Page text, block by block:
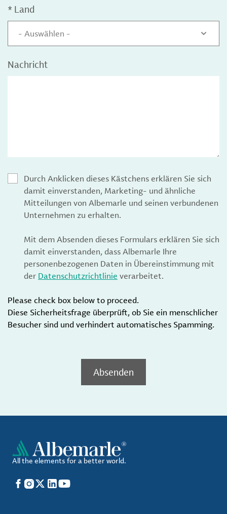
* Land
- Auswählen -
Nachricht
Durch Anklicken dieses Kästchens erklären Sie sich
damit einverstanden, Marketing- und ähnliche
Mitteilungen von Albemarle und seinen verbundenen
Unternehmen zu erhalten.
Mit dem Absenden dieses Formulars erklären Sie sich
damit einverstanden, dass Albemarle Ihre
personenbezogenen Daten in Übereinstimmung mit
der Datenschutzrichtlinie verarbeitet.
Please check box below to proceed.
Diese Sicherheitsfrage überprüft, ob Sie ein menschlicher
Besucher sind und verhindert automatisches Spamming.
Absenden
All the elements for a better world.
Facebook
Instagram
X LinkedIn
YouTube